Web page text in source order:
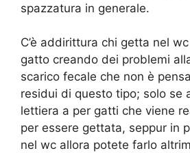
spazzatura in generale.
C’è addirittura chi getta nel
gatto creando dei problemi
scarico fecale che non è
residui di questo tipo; solo se
lettiera a per gatti che viene
per essere gettata, seppur in
nel wc allora potete farlo